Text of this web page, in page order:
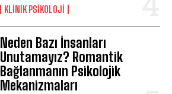
KLINIK PSIKOLOJI
Neden Bazı İnsanları
Unutamayız? Romantik
Bağlanmanın Psikolojik
Mekanizmaları